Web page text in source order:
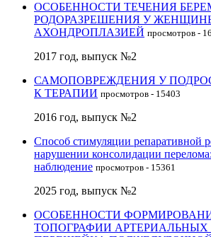
ОСОБЕННОСТИ ТЕЧЕНИЯ
РОДОРАЗРЕШЕНИЯ У
АХОНДРОПЛАЗИЕЙ просмотров -
2017 год, выпуск №2
САМОПОВРЕЖДЕНИЯ У
К ТЕРАПИИ просмотров - 15403
2016 год, выпуск №2
Способ стимуляции репаративной
нарушении консолидации
наблюдение просмотров - 15361
2025 год, выпуск №2
ОСОБЕННОСТИ
ТОПОГРАФИИ АРТЕРИАЛЬНЫХ